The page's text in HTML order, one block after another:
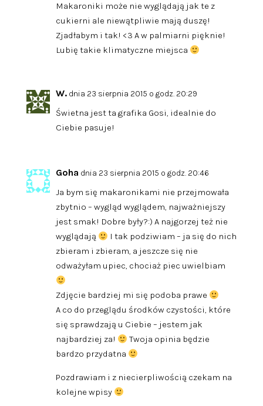
Makaroniki może nie wyglądają jak te z
cukierni ale niewątpliwie mają duszę!
Zjadłabym i tak! <3 A w palmiarni pięknie!
Lubię takie klimatyczne miejsca
W. dnia 23 sierpnia 2015 o godz. 20:29
Świetna jest ta grafika Gosi, idealnie do
Ciebie pasuje!
Goha dnia 23 sierpnia 2015 o godz. 20:46
Ja bym się makaronikami nie przejmowała
zbytnio – wygląd wyglądem, najważniejszy
jest smak! Dobre były?:) A najgorzej też nie
wyglądają
I tak podziwiam – ja się do nich
zbieram i zbieram, a jeszcze się nie
odważyłam upiec, chociaż piec uwielbiam
Zdjęcie bardziej mi się podoba prawe
A co do przeglądu środków czystości, które
się sprawdzają u Ciebie – jestem jak
najbardziej za!
Twoja opinia będzie
bardzo przydatna
Pozdrawiam i z niecierpliwością czekam na
kolejne wpisy